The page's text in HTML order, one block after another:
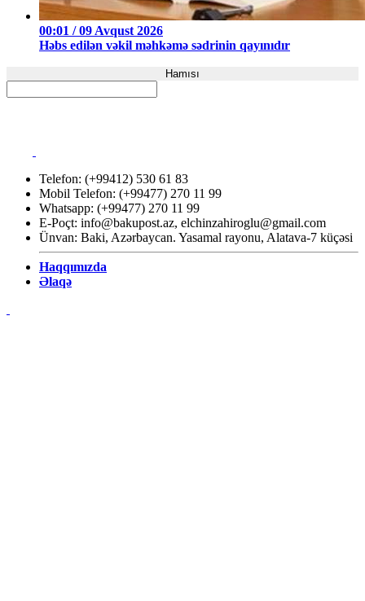
00:01 / 09 Avqust 2026
Həbs edilən vəkil məhkəmə sədrinin qayınıdır
Hamısı
Telefon: (+99412) 530 61 83
Mobil Telefon: (+99477) 270 11 99
Whatsapp: (+99477) 270 11 99
E-Poçt: info@bakupost.az, elchinzahiroglu@gmail.com
Ünvan: Baki, Azərbaycan. Yasamal rayonu, Alatava-7 küçəsi
Haqqımızda
Əlaqə